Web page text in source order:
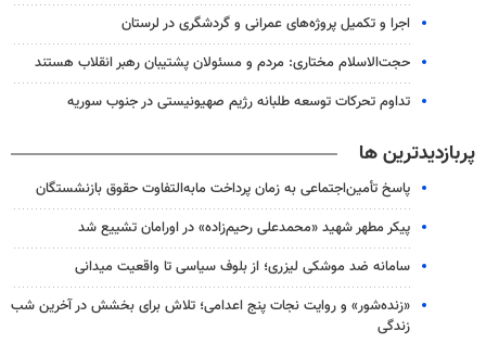
اجرا و تکمیل پروژه‌های عمرانی و گردشگری در لرستان
حجت‌الاسلام مختاری: مردم و مسئولان پشتیبان رهبر انقلاب هستند
تداوم تحرکات توسعه طلبانه رژیم صهیونیستی در جنوب سوریه
پربازدیدترین ها
پاسخ تأمین‌اجتماعی به زمان پرداخت مابه‌التفاوت حقوق بازنشستگان
پیکر مطهر شهید «محمدعلی رحیم‌زاده» در اورامان تشییع شد
سامانه ضد موشکی لیزری؛ از بلوف سیاسی تا واقعیت میدانی
«زنده‌شور» و روایت نجات پنج اعدامی؛ تلاش برای بخشش در آخرین شب
زندگی